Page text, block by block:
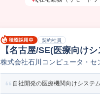
契約社員
【名古屋/SE(医療向け
運用/サポートエンジニア
株式会社石川コンピュータ・セ
自社開発の医療機関向けシステ